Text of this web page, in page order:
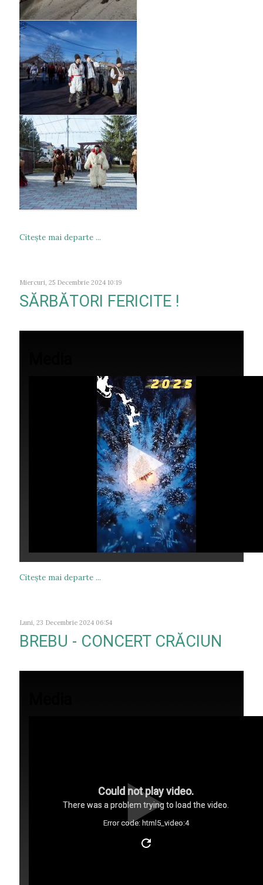
Citeşte mai departe ...
Miercuri, 25 Decembrie 2024 10:19
SĂRBĂTORI FERICITE !
Citeşte mai departe ...
Luni, 23 Decembrie 2024 06:54
BREBU - CONCERT CRĂCIUN
Could not play video.
There was a problem trying to load the video.
Error code: html5_video:4